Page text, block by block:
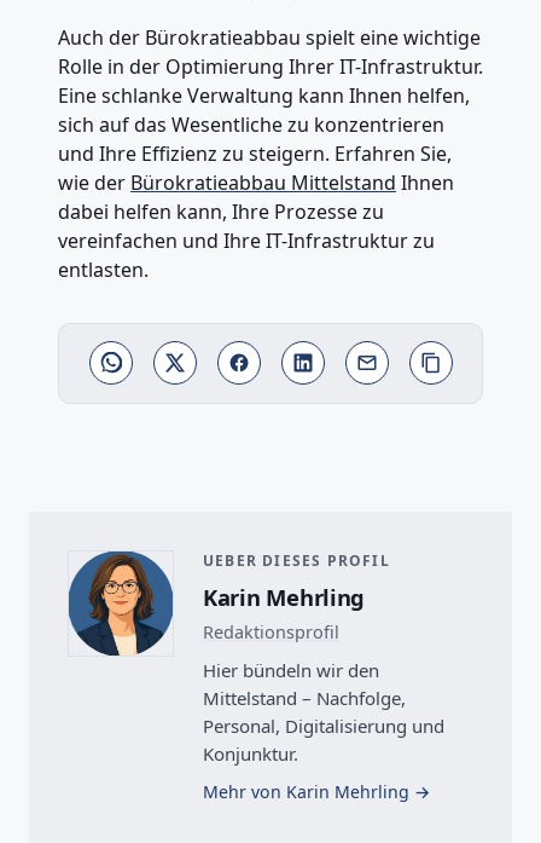
Auch der Bürokratieabbau spielt eine wichtige
Rolle in der Optimierung Ihrer IT-Infrastruktur.
Eine schlanke Verwaltung kann Ihnen helfen,
sich auf das Wesentliche zu konzentrieren
und Ihre Effizienz zu steigern. Erfahren Sie,
wie der Bürokratieabbau Mittelstand Ihnen
dabei helfen kann, Ihre Prozesse zu
vereinfachen und Ihre IT-Infrastruktur zu
entlasten.
UEBER DIESES PROFIL
Karin Mehrling
Redaktionsprofil
Hier bündeln wir den
Mittelstand – Nachfolge,
Personal, Digitalisierung und
Konjunktur.
Mehr von Karin Mehrling